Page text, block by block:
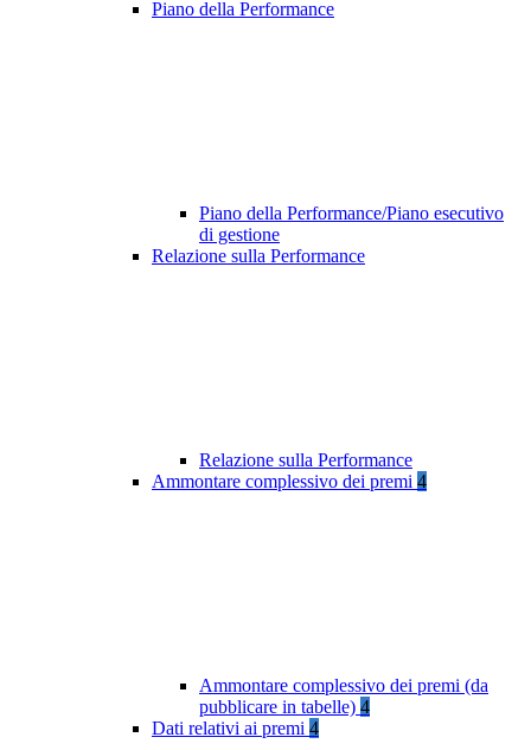
Piano della Performance
Piano della Performance/Piano esecutivo
di gestione
Relazione sulla Performance
Relazione sulla Performance
Ammontare complessivo dei premi 4
Ammontare complessivo dei premi (da
pubblicare in tabelle) 4
Dati relativi ai premi 4